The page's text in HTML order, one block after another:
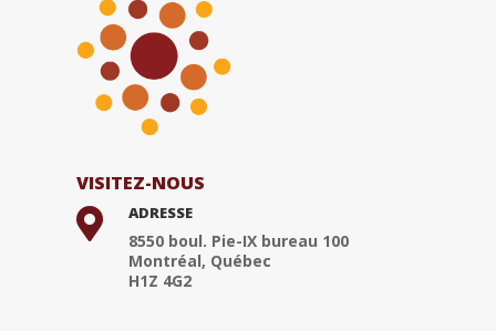
VISITEZ-NOUS
 ADRESSE
8550 boul. Pie-IX bureau 100
Montréal, Québec
H1Z 4G2